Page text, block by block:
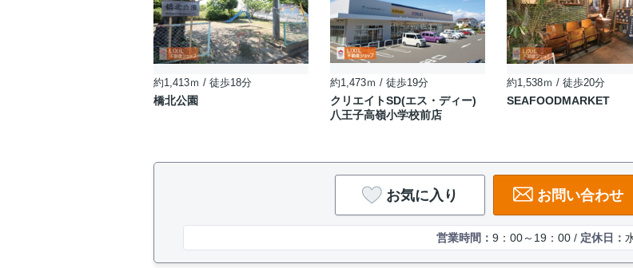
約1,413ｍ / 徒歩18分
橋北公園
約1,473ｍ / 徒歩19分
クリエイトSD(エス・ディー)
八王子高嶺小学校前店
約1,538ｍ / 徒歩20分
SEAFOODMARKET
お気に入り お問い合わせ
営業時間： 9：00～19：00 / 定休日：